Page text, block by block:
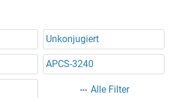
Unkonjugiert
APCS-3240
Alle Filter